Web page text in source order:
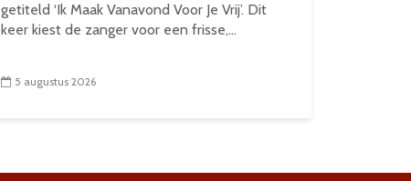
getiteld ‘Ik Maak Vanavond Voor Je Vrij’. Dit
keer kiest de zanger voor een frisse,...
5 augustus 2026